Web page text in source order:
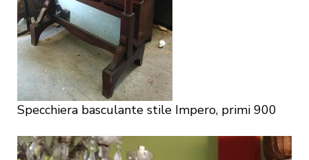
Specchiera basculante stile Impero, primi 900